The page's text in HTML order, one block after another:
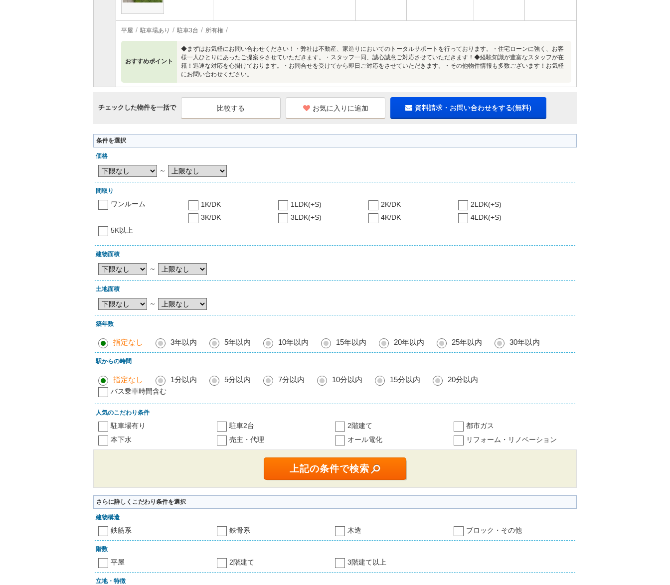
平屋 駐車場あり 駐車3台 所有権
おすすめポイント
◆まずはお気軽にお問い合わせください！・弊社は不動産、家造りにおいてのトータルサポートを行っております。・住宅ローンに強く、お客
様一人ひとりにあったご提案をさせていただきます。・スタッフ一同、誠心誠意ご対応させていただきます！◆経験知識が豊富なスタッフが在
籍！迅速な対応を心掛けております。・お問合せを受けてから即日ご対応をさせていただきます。・その他物件情報も多数ございます！お気軽
にお問い合わせください。
チェックした物件を一括で お気に入りに追加 資料請求・お問い合わせをする(無料)
条件を選択
価格
～
間取り
ワンルーム 1K/DK 1LDK(+S) 2K/DK
2LDK(+S)
3K/DK
3LDK(+S) 4K/DK
4LDK(+S)
5K以上
建物面積
～
土地面積
～
築年数
指定なし 3年以内 5年以内 10年以内 15年以内 20年以内 25年以内 30年以内
駅からの時間
指定なし 1分以内 5分以内 7分以内 10分以内 15分以内 20分以内
バス乗車時間含む
人気のこだわり条件
駐車場有り 駐車2台 2階建て
都市ガス
本下水
売主・代理 オール電化 リフォーム・リノベーション
さらに詳しくこだわり条件を選択
建物構造
鉄筋系 鉄骨系 木造 ブロック・その他
階数
平屋 2階建て 3階建て以上
立地・特徴